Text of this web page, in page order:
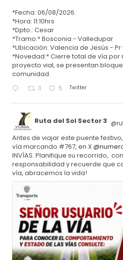
*Fecha: 06/08/2026.
*Hora: 11:10hrs
*Dpto.: Cesar
*Tramo:* Bosconia - Valledupar
*Ubicación: Valencia de Jesús - Pr
*Novedad:* Cierre total de vía por
proyecto vial, se presentan
comunidad.
3 5 Twitter
Ruta del Sol Sector 3
Antes de viajar este puente
vía marcando #767, en X
INVÍAS. Planifique su recorrido,
responsabilidad y recuerde que
vía, abracemos la vida!